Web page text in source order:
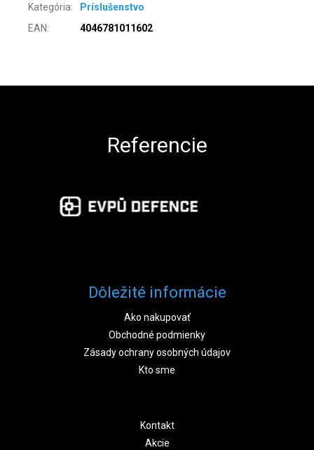
Kategória:
Príslušenstvo
EAN: 4046781011602
Referencie
Dôležité informácie
Ako nakupovať
Obchodné podmienky
Zásady ochrany osobných údajov
Kto sme
Kontakt
Akcie